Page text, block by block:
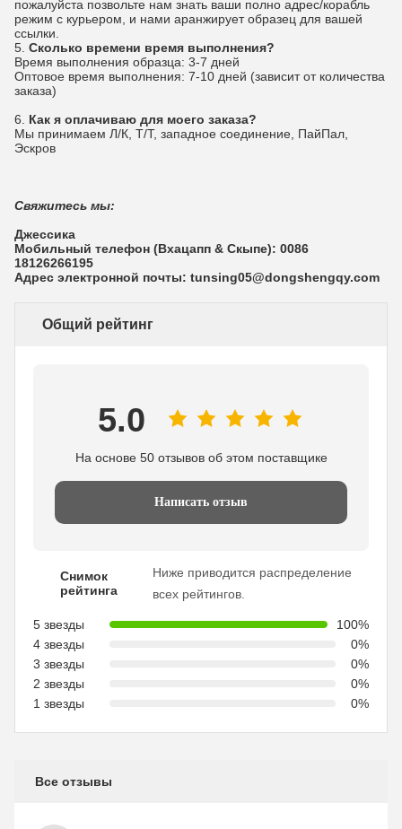
пожалуйста позвольте нам знать ваши полно адрес/корабль
режим с курьером, и нами аранжирует образец для вашей
ссылки.
5. Сколько времени время выполнения?
Время выполнения образца: 3-7 дней
Оптовое время выполнения: 7-10 дней (зависит от количества
заказа)
6. Как я оплачиваю для моего заказа?
Мы принимаем Л/К, Т/Т, западное соединение, ПайПал,
Эскров
Свяжитесь мы:
Джессика
Мобильный телефон (Вхацапп & Скыпе): 0086
18126266195
Адрес электронной почты: tunsing05@dongshengqy.com
Общий рейтинг
5.0
На основе 50 отзывов об этом поставщике
Написать отзыв
Снимок
рейтинга
Ниже приводится распределение
всех рейтингов.
5 звезды
100%
4 звезды
0%
3 звезды
0%
2 звезды
0%
1 звезды
0%
Все отзывы